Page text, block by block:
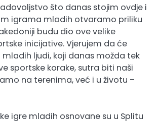
što danas stojim ovdje i
igrama mladih otvaramo priliku
budu dio ove velike
inicijative. Vjerujem da će
ljudi, koji danas možda tek
sportske korake, sutra biti naši
na terenima, već i u životu –
igre mladih osnovane su u Splitu